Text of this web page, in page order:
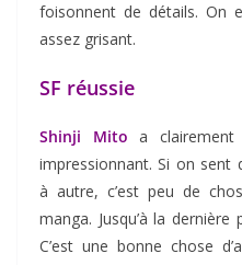
foisonnent de détails. On
assez grisant.
SF réussie
Shinji Mito a
impressionnant. Si on sent
à autre, c’est peu de
manga. Jusqu’à la
C’est une bonne chose